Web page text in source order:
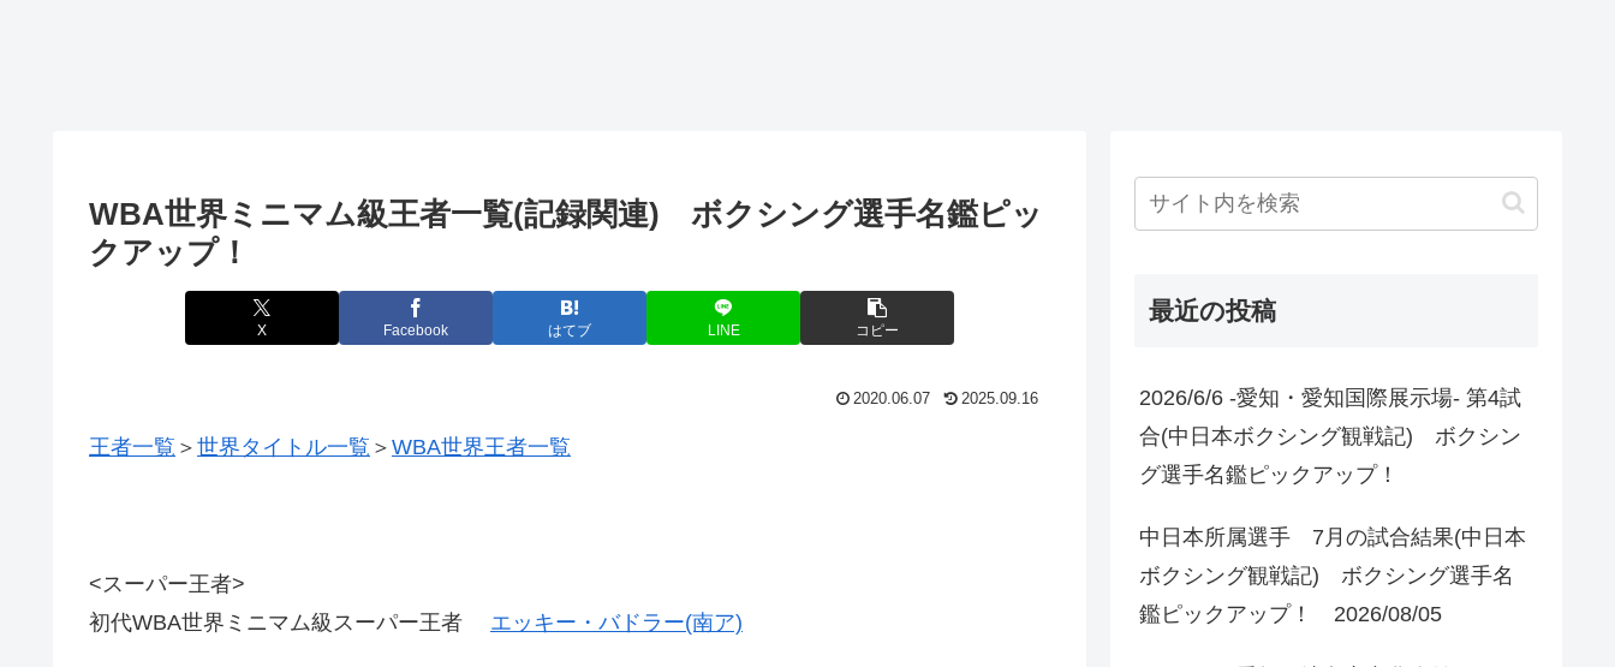
WBA世界ミニマム級王者一覧(記録関連) ボクシング選手名鑑ピッ
クアップ！
X Facebook はてブ LINE コピー
2020.06.07 2025.09.16
王者一覧 ＞ 世界タイトル一覧 ＞ WBA世界王者一覧
<スーパー王者>
初代WBA世界ミニマム級スーパー王者 エッキー・バドラー(南ア)
最近の投稿
2026/6/6 -愛知・愛知国際展示場- 第4試
合(中日本ボクシング観戦記) ボクシン
グ選手名鑑ピックアップ！
中日本所属選手 7月の試合結果(中日本
ボクシング観戦記) ボクシング選手名
鑑ピックアップ！ 2026/08/05